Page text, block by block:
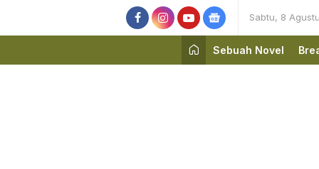
Sabtu, 8
Sebuah Novel